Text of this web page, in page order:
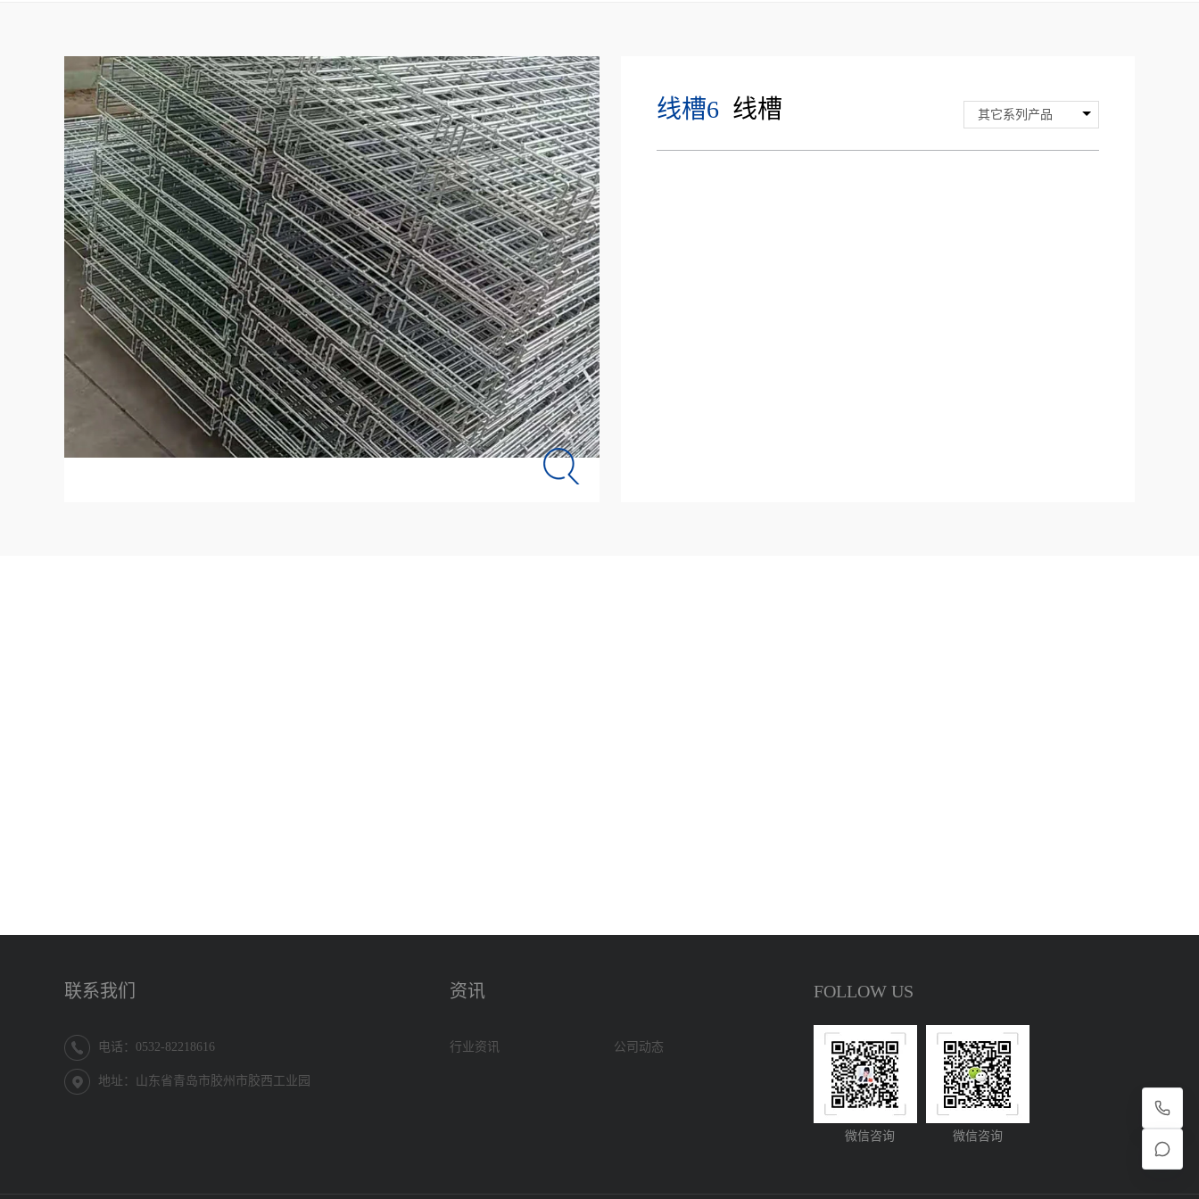
线槽6 线槽 其它系列产品
联系我们
电话：0532-82218616
地址：山东省青岛市胶州市胶西工业园
资讯
行业资讯 公司动态
FOLLOW US
微信咨询 微信咨询